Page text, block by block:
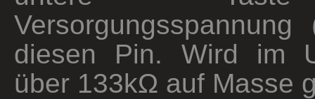
diesen Pin. Wird im
über 133kΩ auf Masse